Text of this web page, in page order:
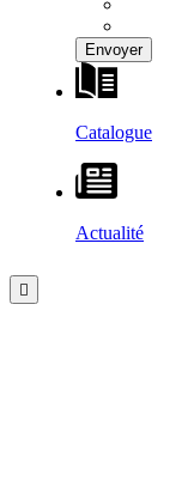
Catalogue
Actualité